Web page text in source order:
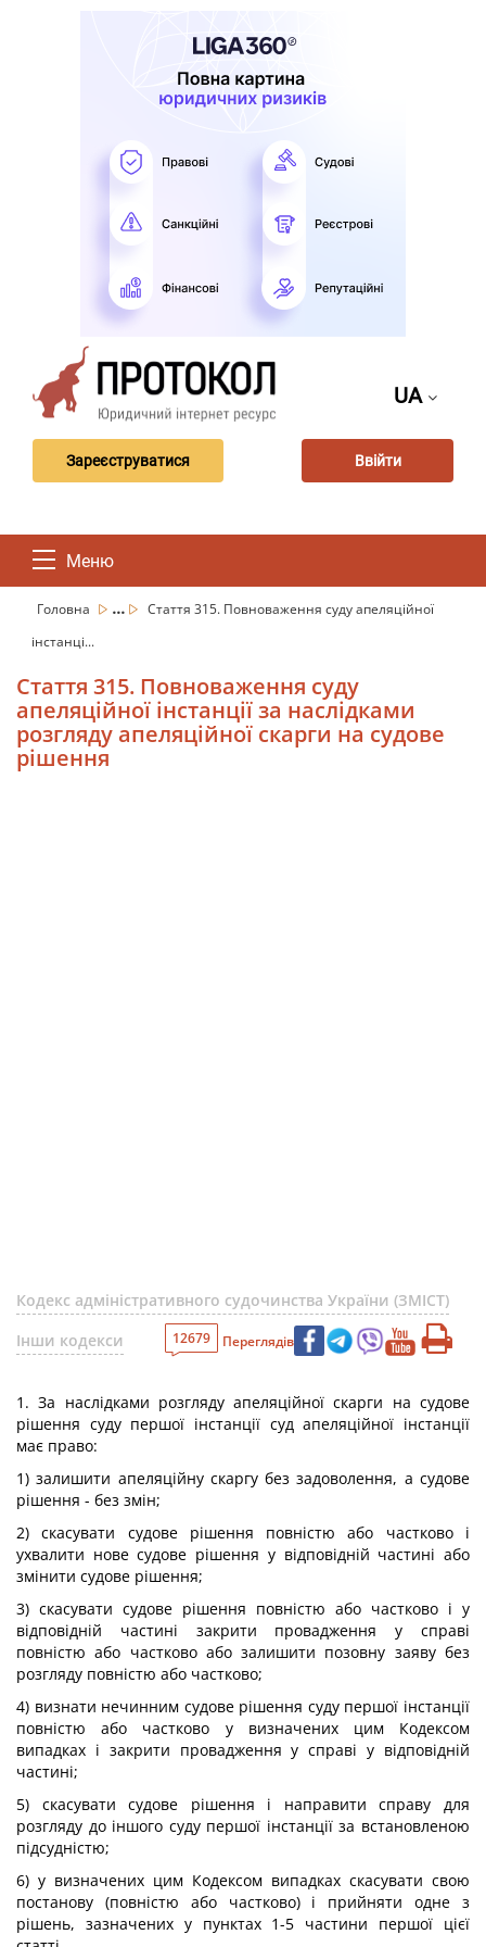
UA
Зареєструватися Ввійти
Меню
Головна ...
Стаття 315. Повноваження суду апеляційної
інстанці...
Стаття 315. Повноваження суду
апеляційної інстанції за наслідками
розгляду апеляційної скарги на судове
рішення
Кодекс адміністративного судочинства України (ЗМІСТ)
Інши кодекси
12679 Переглядів
1. За наслідками розгляду апеляційної скарги на судове
рішення суду першої інстанції суд апеляційної інстанції
має право:
1) залишити апеляційну скаргу без задоволення, а судове
рішення - без змін;
2) скасувати судове рішення повністю або частково і
ухвалити нове судове рішення у відповідній частині або
змінити судове рішення;
3) скасувати судове рішення повністю або частково і у
відповідній частині закрити провадження у справі
повністю або частково або залишити позовну заяву без
розгляду повністю або частково;
4) визнати нечинним судове рішення суду першої інстанції
повністю або частково у визначених цим Кодексом
випадках і закрити провадження у справі у відповідній
частині;
5) скасувати судове рішення і направити справу для
розгляду до іншого суду першої інстанції за встановленою
підсудністю;
6) у визначених цим Кодексом випадках скасувати свою
постанову (повністю або частково) і прийняти одне з
рішень, зазначених у пунктах 1-5 частини першої цієї